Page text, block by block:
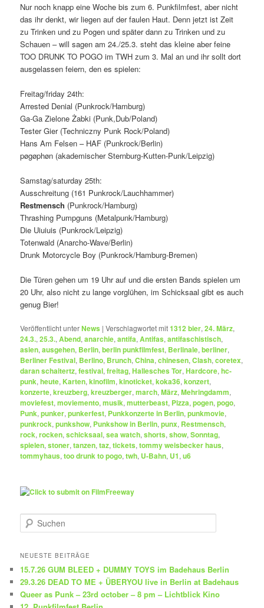
Nur noch knapp eine Woche bis zum 6. Punkfilmfest, aber nicht
das ihr denkt, wir liegen auf der faulen Haut. Denn jetzt ist Zeit
zu Trinken und zu Pogen und später dann zu Trinken und zu
Schauen – will sagen am 24./25.3. steht das kleine aber feine
TOO DRUNK TO POGO im TWH zum 3. Mal an und ihr sollt dort
ausgelassen feiern, den es spielen:
Freitag/friday 24th:
Arrested Denial (Punkrock/Hamburg)
Ga-Ga Zielone Żabki (Punk,Dub/Poland)
Tester Gier (Techniczny Punk Rock/Poland)
Hans Am Felsen – HAF (Punkrock/Berlin)
pøgøphøn (akademischer Sternburg-Kutten-Punk/Leipzig)
Samstag/saturday 25th:
Ausschreitung (161 Punkrock/Lauchhammer)
Restmensch (Punkrock/Hamburg)
Thrashing Pumpguns (Metalpunk/Hamburg)
Die Uiuiuis (Punkrock/Leipzig)
Totenwald (Anarcho-Wave/Berlin)
Drunk Motorcycle Boy (Punkrock/Hamburg-Bremen)
Die Türen gehen um 19 Uhr auf und die ersten Bands spielen um
20 Uhr, also nicht zu lange vorglühen, im Schicksaal gibt es auch
genug Bier!
Veröffentlicht unterNews |Verschlagwortet mit1312 bier,24. März,
24.3.,25.3.,Abend,anarchie,antifa,Antifas,antifaschistisch,
asien,ausgehen, Berlin,berlin punkfilmfest, Berlinale,berliner,
Berliner Festival, Berlino, Brunch,China,chinesen,Clash,coretex,
daran schaitertz,festival,freitag,Hallesches Tor,Hardcore,hc-
punk,heute, Karten,kinofilm,kinoticket,koka36,konzert,
konzerte,kreuzberg,kreuzberger,march,März,Mehringdamm,
moviefest,moviemento,musik,mutterbeast, Pizza,pogen,pogo,
Punk,punker,punkerfest, Punkkonzerte in Berlin,punkmovie,
punkrock,punkshow, Punkshow in Berlin,punx, Restmensch,
rock,rocken,schicksaal,sea watch,shorts,show,Sonntag,
spielen,stoner,tanzen,taz,tickets,tommy weisbecker haus,
tommyhaus,too drunk to pogo,twh, U-Bahn, U1,u6
u
h
n
NEUESTE BEITRÄGE
15.7.26 GUM BLEED + DUMMY TOYS im Badehaus Berlin
29.3.26 DEAD TO ME + ÜBERYOU live in Berlin at Badehaus
Queer as Punk – 23rd october – 8 pm – Lichtblick Kino